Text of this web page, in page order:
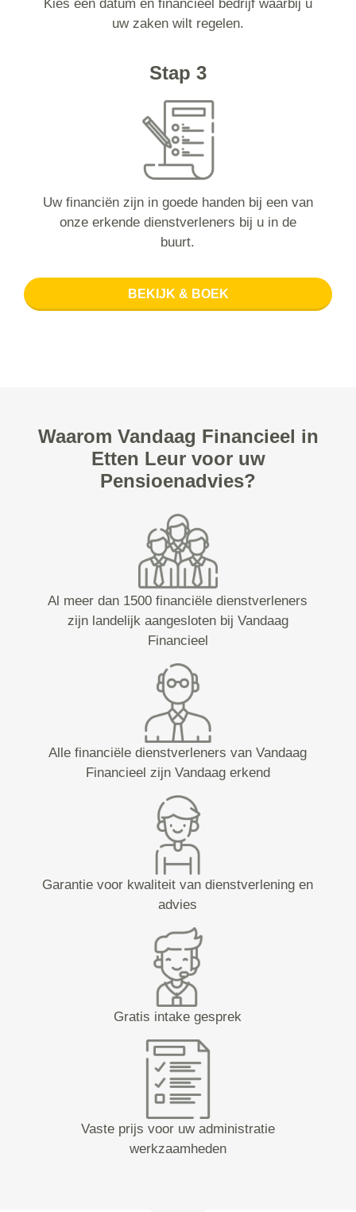
Kies een datum en financieel bedrijf waarbij u
uw zaken wilt regelen.
Stap 3
Uw financiën zijn in goede handen bij een van
onze erkende dienstverleners bij u in de
buurt.
BEKIJK & BOEK
Waarom Vandaag Financieel in
Etten Leur voor uw
Pensioenadvies?
Al meer dan 1500 financiële dienstverleners
zijn landelijk aangesloten bij Vandaag
Financieel
Alle financiële dienstverleners van Vandaag
Financieel zijn Vandaag erkend
Garantie voor kwaliteit van dienstverlening en
advies
Gratis intake gesprek
Vaste prijs voor uw administratie
werkzaamheden